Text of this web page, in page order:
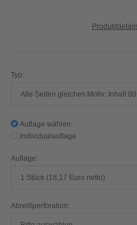
Typ:
Auflage wählen
Individualauflage
Auflage:
1 Stück (18,17 Euro netto)
Abreißperforation: